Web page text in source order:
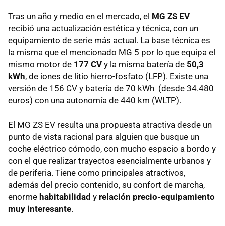
Tras un año y medio en el mercado, el MG ZS EV
recibió una actualización estética y técnica, con un
equipamiento de serie más actual. La base técnica es
la misma que el mencionado MG 5 por lo que equipa el
mismo motor de 177 CV y la misma batería de 50,3
kWh, de iones de litio hierro-fosfato (LFP). Existe una
versión de 156 CV y batería de 70 kWh (desde 34.480
euros) con una autonomía de 440 km (WLTP).
El MG ZS EV resulta una propuesta atractiva desde un
punto de vista racional para alguien que busque un
coche eléctrico cómodo, con mucho espacio a bordo y
con el que realizar trayectos esencialmente urbanos y
de periferia. Tiene como principales atractivos,
además del precio contenido, su confort de marcha,
enorme habitabilidad y relación precio-equipamiento
muy interesante.